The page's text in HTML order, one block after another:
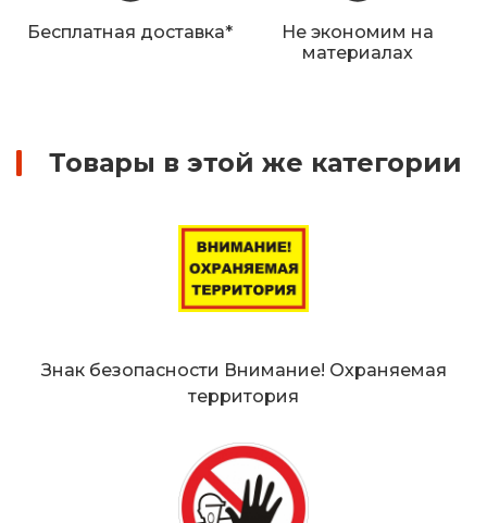
Бесплатная доставка*
Не экономим на
материалах
Товары в этой же категории
Знак безопасности Внимание! Охраняемая
территория